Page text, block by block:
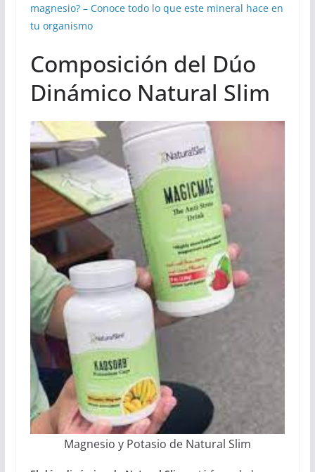
magnesio? – Conoce todo lo que este mineral hace en
tu organismo
Composición del Dúo
Dinámico Natural Slim
Magnesio y Potasio de Natural Slim